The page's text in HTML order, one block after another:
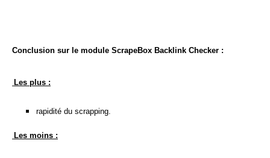
Conclusion sur le module ScrapeBox Backlink Checker :
Les plus :
rapidité du scrapping.
Les moins :